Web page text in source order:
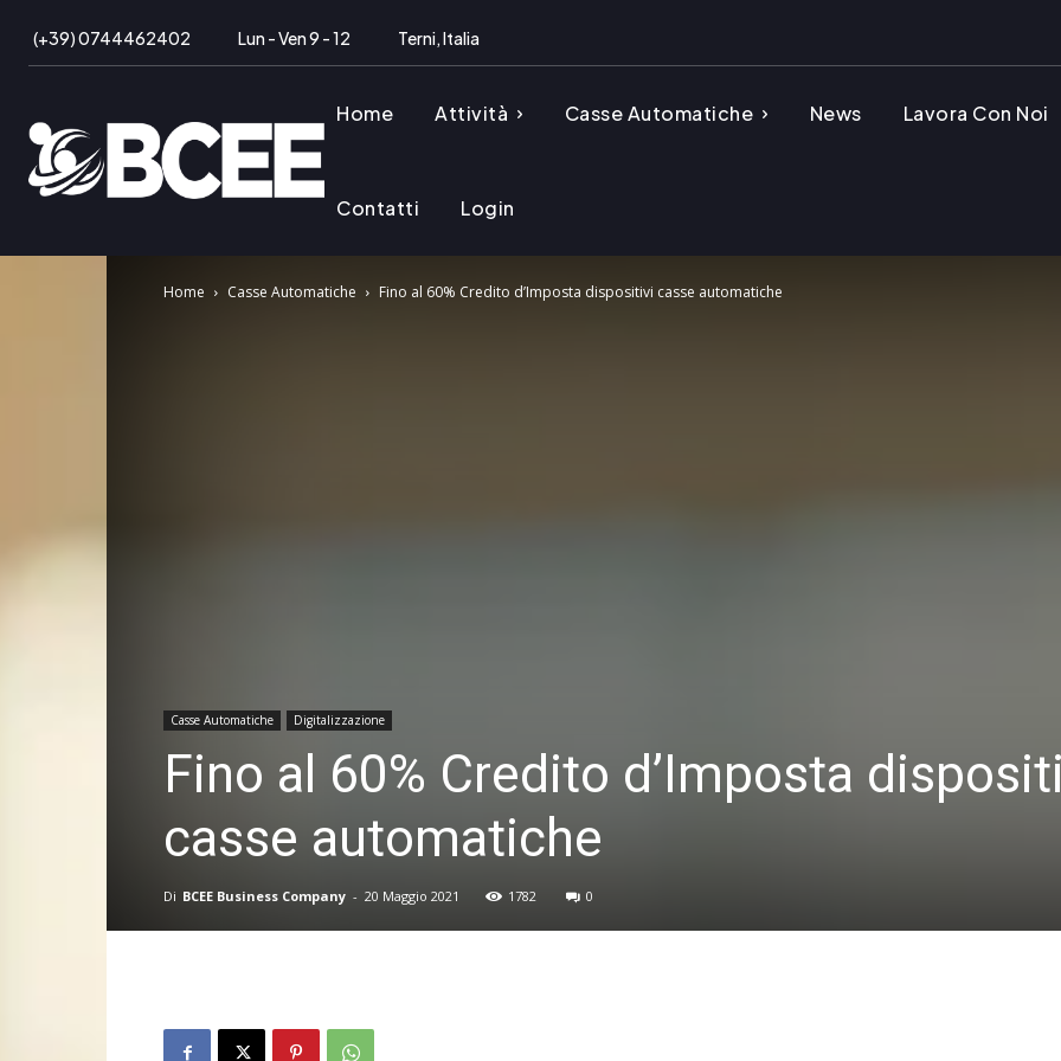
(+39) 0744462402 Lun - Ven 9 - 12 Terni, Italia
Home Attività Casse Automatiche News Lavora Con Noi
Contatti Login
Home Casse Automatiche Fino al 60% Credito d’Imposta dispositivi casse automatiche
Casse Automatiche Digitalizzazione
Fino al 60% Credito d’Imposta
casse automatiche
Di BCEE Business Company - 20 Maggio 2021 1782 0